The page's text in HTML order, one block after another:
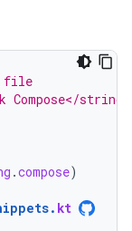
file
string>
.compose)
. kt